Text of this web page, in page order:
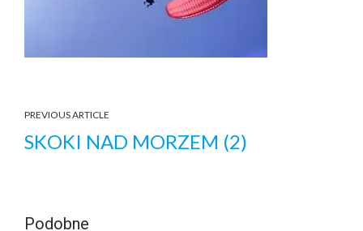
PREVIOUS ARTICLE
SKOKI NAD MORZEM (2)
Podobne